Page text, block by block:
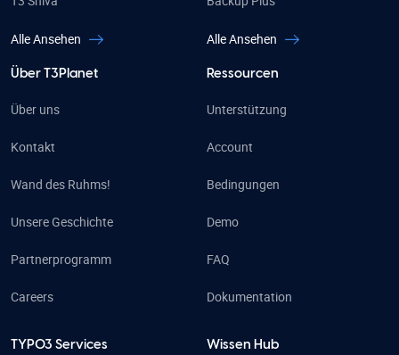
Alle Ansehen Alle Ansehen
Über T3Planet
Über uns
Kontakt
Wand des Ruhms!
Unsere Geschichte
Partnerprogramm
Careers
Ressourcen
Unterstützung
Account
Bedingungen
Demo
FAQ
Dokumentation
TYPO3 Services Wissen Hub